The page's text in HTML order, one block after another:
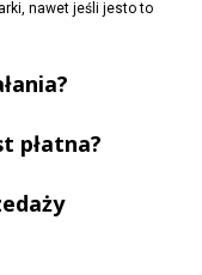
nawet jeśli jesto to
płatna?